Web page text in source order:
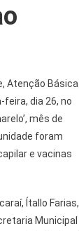
Atenção Básica
dia 26, no
mês de
foram
e vacinas
Ítallo Farias,
Municipal